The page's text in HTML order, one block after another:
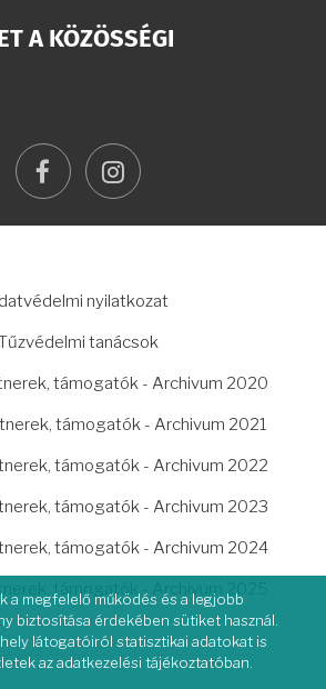
A KÖZÖSSÉGI
facebookinstagram
nyilatkozat
tanácsok
támogatók - Archivum 2020
támogatók - Archivum 2021
támogatók - Archivum 2022
támogatók - Archivum 2023
támogatók - Archivum 2024
támogatók - Archivum 2025
a megfelelő működés és a legjobb
biztosítása érdekében sütiket használ.
látogatóiról statisztikai adatokat is
az adatkezelési tájékoztatóban.